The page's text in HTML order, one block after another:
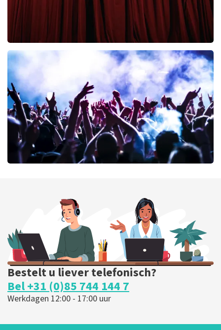
Cirque Du Soleil Ovo
BESTEL NU
BESTEL NU
Bestelt u liever telefonisch?
Bel +31 (0)85 744 144 7
Werkdagen 12:00 - 17:00 uur